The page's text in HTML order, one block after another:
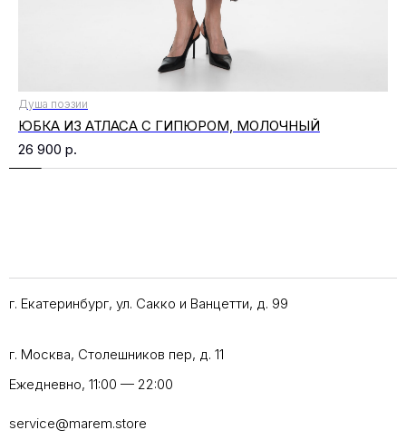
Душа поэзии
ЮБКА ИЗ АТЛАСА С ГИПЮРОМ, МОЛОЧНЫЙ
26 900 р.
service@marem.store
Ежедневно, 11:00 — 22:00
г. Екатеринбург, ул. Сакко и Ванцетти, д. 99
г. Москва, Столешников пер, д. 11